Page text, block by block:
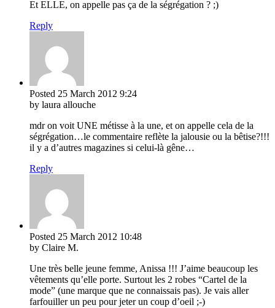
Et ELLE, on appelle pas ça de la ségrégation ? ;)
Reply
Posted 25 March 2012 9:24
by laura allouche
mdr on voit UNE métisse à la une, et on appelle cela de la
ségrégation…le commentaire reflète la jalousie ou la bêtise?!!!
il y a d’autres magazines si celui-là gêne…
Reply
Posted 25 March 2012 10:48
by Claire M.
Une très belle jeune femme, Anissa !!! J’aime beaucoup les
vêtements qu’elle porte. Surtout les 2 robes “Cartel de la
mode” (une marque que ne connaissais pas). Je vais aller
farfouiller un peu pour jeter un coup d’oeil ;-)